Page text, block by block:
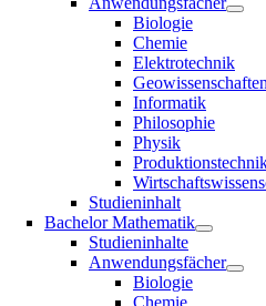
Biologie
Chemie
Elektrotechnik
Informatik
Philosophie
Physik
Studieninhalt
Bachelor Mathematik
Studieninhalte
Anwendungsfächer
Biologie
Chemie